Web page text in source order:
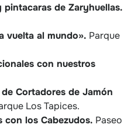
de Zaryhuellas.
vuelta al mundo». Parque
con nuestros
Cortadores de Jamón
Los Tapices.
con los Cabezudos. Paseo